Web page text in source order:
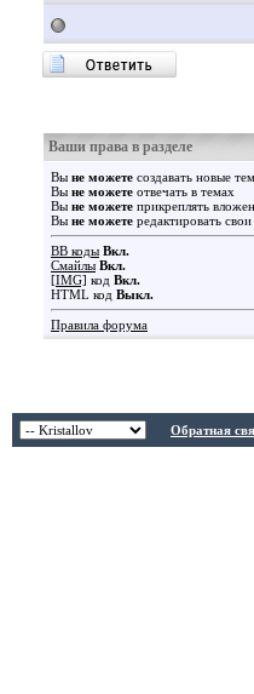
Ваши права в разделе
Вы не можете создавать новые
Вы не можете отвечать в темах
Вы не можете прикреплять
Вы не можете редактировать
BB коды Вкл.
Смайлы Вкл.
[IMG] код Вкл.
HTML код Выкл.
Правила форума
Обратная